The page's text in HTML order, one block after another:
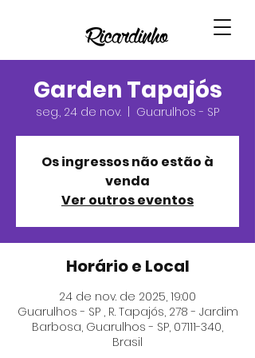
Garden Tapajós
seg., 24 de nov. Guarulhos - SP
Os ingressos não estão à
venda
Ver outros eventos
Horário e Local
24 de nov. de 2025, 19:00
Guarulhos - SP , R. Tapajós, 278 - Jardim
Barbosa, Guarulhos - SP, 07111-340,
Brasil